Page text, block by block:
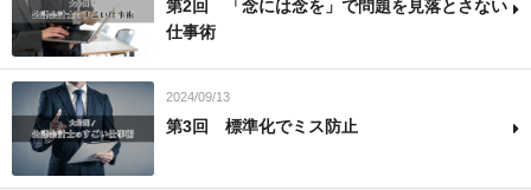
第2回 「念には念を」で問題を見落とさない
仕事術
2024/09/13
第3回 標準化でミス防止